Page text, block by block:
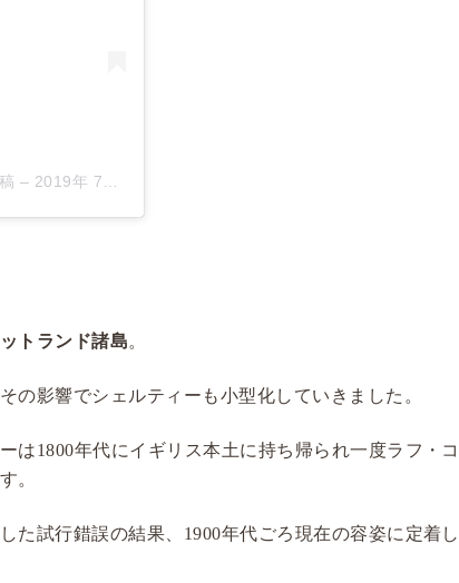
– 2019年 7月月29日午後12時01分PDT
トランド諸島。
の影響でシェルティーも小型化していきました。
は1800年代にイギリス本土に持ち帰られ一度ラフ・
。
た試行錯誤の結果、1900年代ごろ現在の容姿に定着